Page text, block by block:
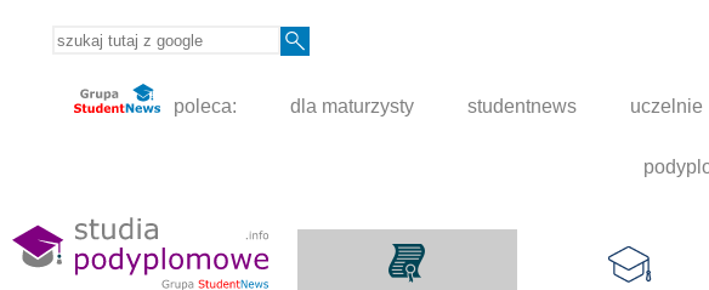
poleca: dla maturzysty studentnews uczelnie